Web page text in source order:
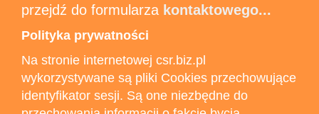
przejdź do formularza kontaktowego...
Polityka prywatności
Na stronie internetowej csr.biz.pl
wykorzystywane są pliki Cookies przechowujące
identyfikator sesji. Są one niezbędne do